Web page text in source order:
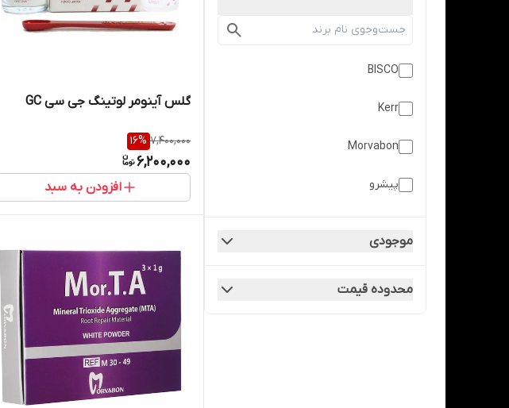
BISCO
Kerr
Morvabon
پیشرو
مستردنت
موجودی
محدوده قیمت
گلس آینومر لوتینگ جی سی GC
7,400,000
16%
6,200,000
افزودن به سبد